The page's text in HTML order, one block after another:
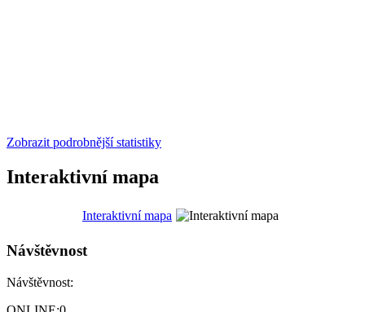
Zobrazit podrobnější statistiky
Interaktivní mapa
Interaktivní mapa
Návštěvnost
Návštěvnost: